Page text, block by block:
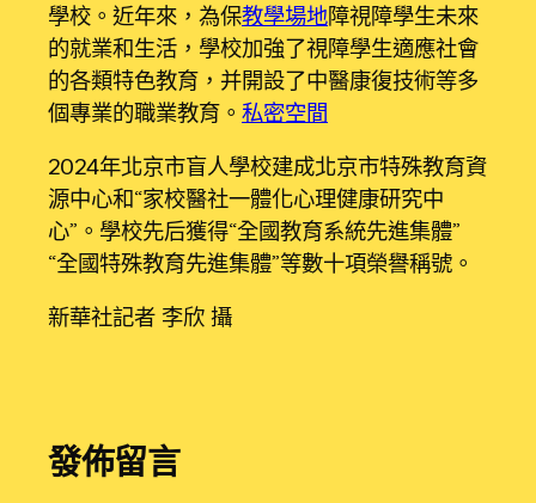
學校。近年來，為保教學場地障視障學生未來
的就業和生活，學校加強了視障學生適應社會
的各類特色教育，并開設了中醫康復技術等多
個專業的職業教育。 私密空間
2024年北京市盲人學校建成北京市特殊教育資
源中心和“家校醫社一體化心理健康研究中
心”。學校先后獲得“全國教育系統先進集體”
“全國特殊教育先進集體”等數十項榮譽稱號。
新華社記者 李欣 攝
發佈留言